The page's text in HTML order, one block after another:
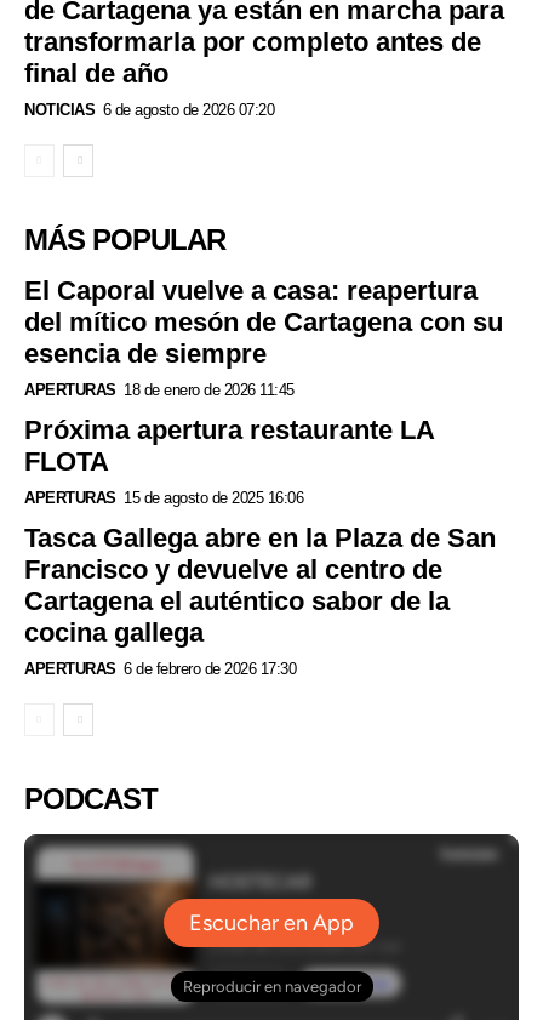
de Cartagena ya están en marcha para
transformarla por completo antes de
final de año
NOTICIAS 6 de agosto de 2026 07:20
MÁS POPULAR
El Caporal vuelve a casa: reapertura
del mítico mesón de Cartagena con su
esencia de siempre
APERTURAS 18 de enero de 2026 11:45
Próxima apertura restaurante LA
FLOTA
APERTURAS 15 de agosto de 2025 16:06
Tasca Gallega abre en la Plaza de San
Francisco y devuelve al centro de
Cartagena el auténtico sabor de la
cocina gallega
APERTURAS 6 de febrero de 2026 17:30
PODCAST